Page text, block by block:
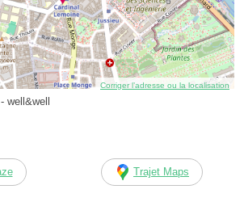
Corriger l’adresse ou la localisation
well&well
Trajet Maps